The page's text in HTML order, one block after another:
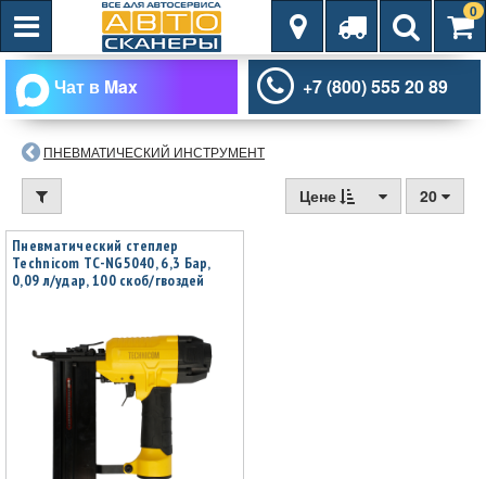
0
Чат в Max +7 (800) 555 20 89
ПНЕВМАТИЧЕСКИЙ ИНСТРУМЕНТ
Цене 20
Пневматический степлер
Technicom TC-NG5040, 6,3 Бар,
0,09 л/удар, 100 скоб/гвоздей